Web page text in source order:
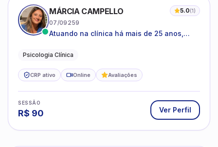
MÁRCIA CAMPELLO 5.0(1)
07/09259
Atuando na clínica há mais de 25 anos,
estruturas, com experiência em
Psicologia Clínica
CRP ativo Online Avaliações
SESSÃO
R$ 90 Ver Perfil